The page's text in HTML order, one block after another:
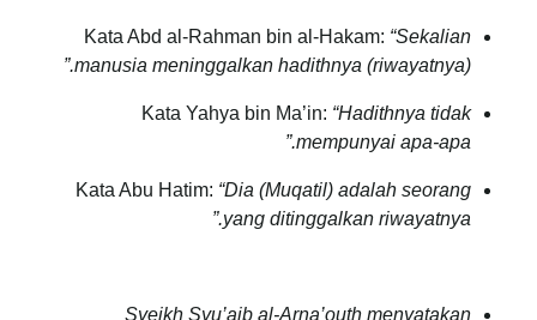
Kata Abd al-Rahman bin al-Hakam: “Sekalian
manusia meninggalkan hadithnya (riwayatnya).”
Kata Yahya bin Ma’in: “Hadithnya tidak
mempunyai apa-apa.”
Kata Abu Hatim: “Dia (Muqatil) adalah seorang
yang ditinggalkan riwayatnya.”
Syeikh Syu’aib al-Arna’outh menyatakan